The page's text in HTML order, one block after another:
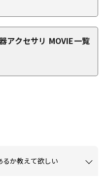
アクセサリ MOVIE一覧
か教えて欲しい